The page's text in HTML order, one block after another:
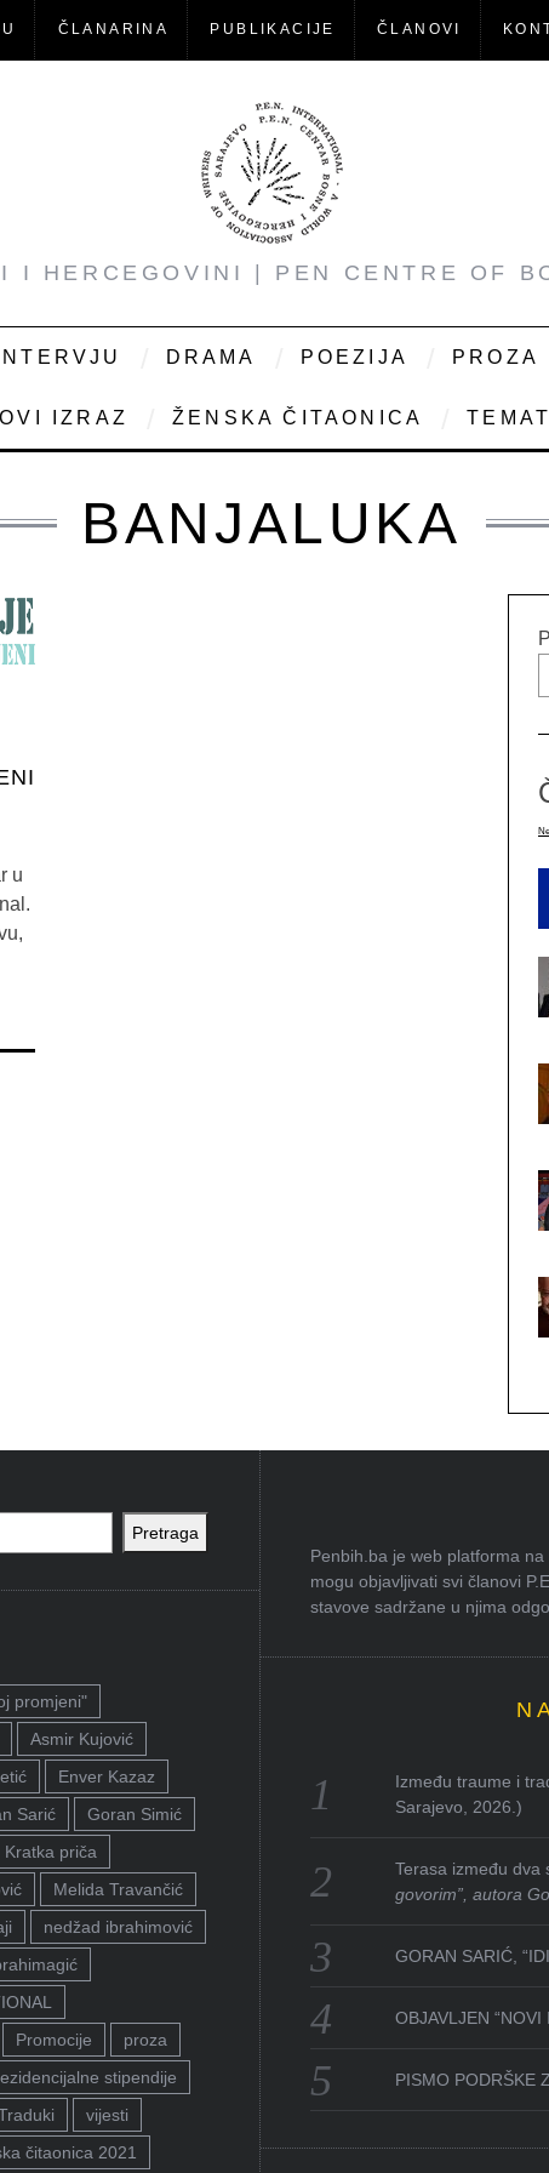
ČLANARINA PUBLIKACIJE ČLANOVI
I HERCEGOVINI | PEN CENTRE OF
INTERVJU DRAMA POEZIJA PROZA
IZRAZ ŽENSKA ČITAONICA
BANJALUKA
u
Pretraga
promjeni"
Asmir Kujović
Enver Kazaz
Sarić
Goran Simić
Kratka priča
Melida Travančić
nedžad ibrahimović
Promocije
proza
stipendije
vijesti
čitaonica 2021
Penbih.ba je web platforma
mogu objavljivati svi članovi
stavove sadržane u njima
Između traume i
Sarajevo, 2026.)
Terasa između dva
govorim”, autora
GORAN SARIĆ,
OBJAVLJEN
PISMO PODRŠKE